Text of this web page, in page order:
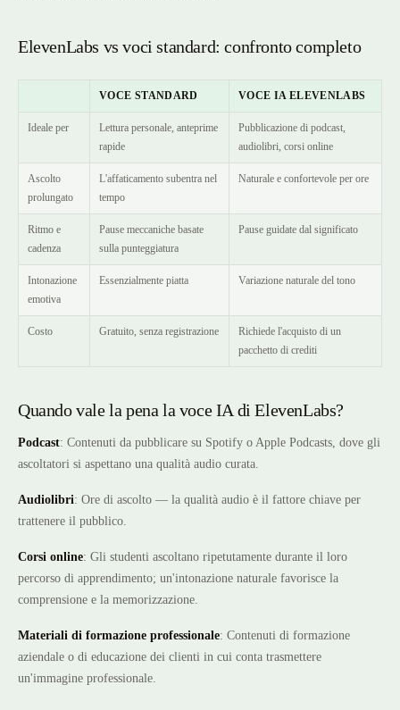
ElevenLabs vs voci standard: confronto completo
VOCE STANDARD VOCE IA ELEVENLABS
Ideale per
Lettura personale, anteprime
rapide
Pubblicazione di podcast,
audiolibri, corsi online
Ascolto
prolungato
L'affaticamento subentra nel
tempo
Naturale e confortevole per ore
Ritmo e
cadenza
Pause meccaniche basate
sulla punteggiatura
Pause guidate dal significato
Intonazione
emotiva
Essenzialmente piatta Variazione naturale del tono
Costo Gratuito, senza registrazione
Richiede l'acquisto di un
pacchetto di crediti
Quando vale la pena la voce IA di ElevenLabs?
Podcast: Contenuti da pubblicare su Spotify o Apple Podcasts, dove gli
ascoltatori si aspettano una qualità audio curata.
Audiolibri: Ore di ascolto — la qualità audio è il fattore chiave per
trattenere il pubblico.
Corsi online: Gli studenti ascoltano ripetutamente durante il loro
percorso di apprendimento; un'intonazione naturale favorisce la
comprensione e la memorizzazione.
Materiali di formazione professionale: Contenuti di formazione
aziendale o di educazione dei clienti in cui conta trasmettere
un'immagine professionale.